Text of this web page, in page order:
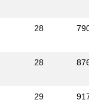
28
28
29